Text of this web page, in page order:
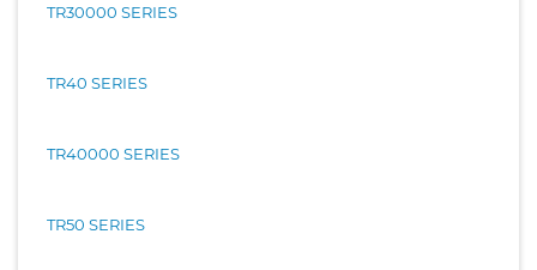
TR30000 SERIES
TR40 SERIES
TR40000 SERIES
TR50 SERIES